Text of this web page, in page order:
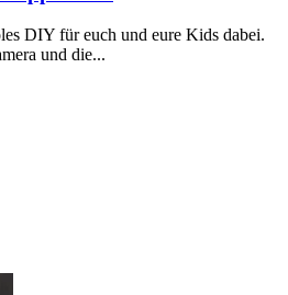
DIY für euch und eure Kids dabei.
und die...